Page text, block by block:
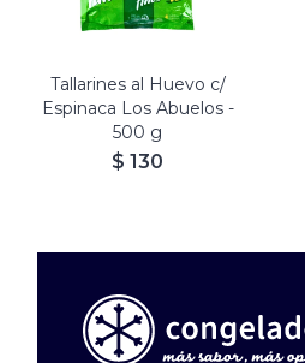
Tallarines al Huevo c/
Espinaca Los Abuelos -
500 g
$ 130